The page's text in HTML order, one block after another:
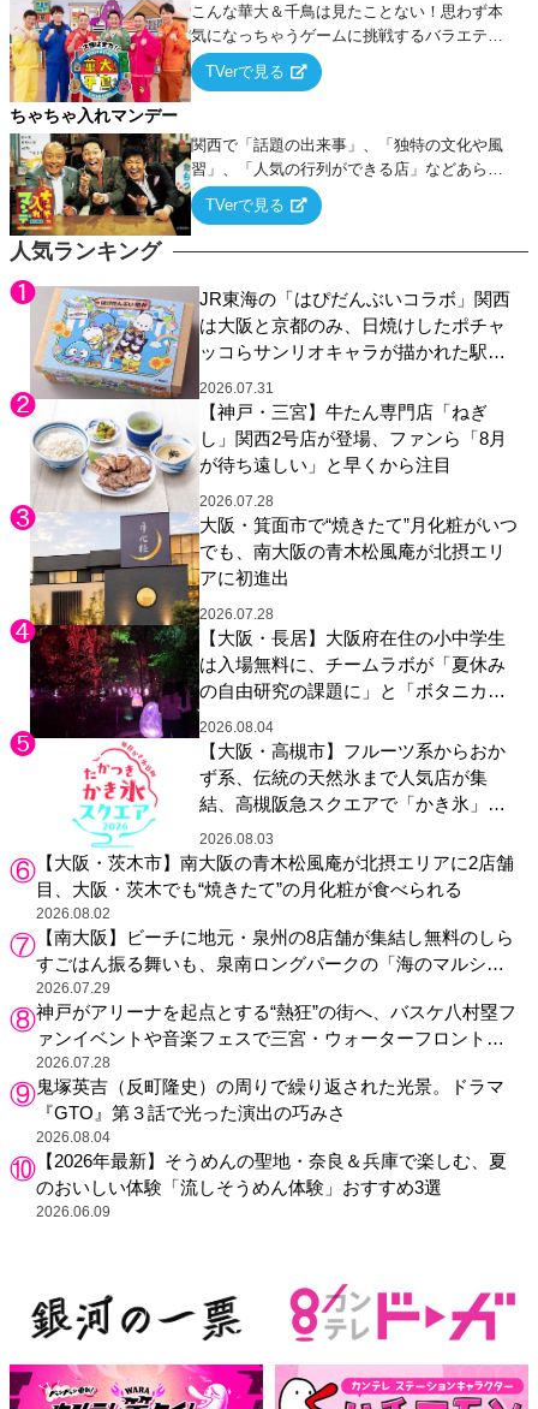
人気ランキング
JR東海の「はぴだんぶいコラボ」関西
は大阪と京都のみ、日焼けしたポチャ
ッコらサンリオキャラが描かれた駅弁
やグッズが登場
2026.07.31
【神戸・三宮】牛たん専門店「ねぎ
し」関西2号店が登場、ファンら「8月
が待ち遠しい」と早くから注目
2026.07.28
大阪・箕面市で“焼きたて”月化粧がいつ
でも、南大阪の青木松風庵が北摂エリ
アに初進出
2026.07.28
【大阪・長居】大阪府在住の小中学生
は入場無料に、チームラボが「夏休み
の自由研究の課題に」と「ボタニカル
ガーデン 大阪」へ招待
2026.08.04
【大阪・高槻市】フルーツ系からおか
ず系、伝統の天然氷まで人気店が集
結、高槻阪急スクエアで「かき氷」祭
り
2026.08.03
【大阪・茨木市】南大阪の青木松風庵が北摂エリアに2店舗
目、大阪・茨木でも“焼きたて”の月化粧が食べられる
2026.08.02
【南大阪】ビーチに地元・泉州の8店舗が集結し無料のしら
すごはん振る舞いも、泉南ロングパークの「海のマルシ
ェ」がリニューアル！
2026.07.29
神戸がアリーナを起点とする“熱狂”の街へ、バスケ八村塁フ
ァンイベントや音楽フェスで三宮・ウォーターフロントを
活性化
2026.07.28
鬼塚英吉（反町隆史）の周りで繰り返された光景。ドラマ
『GTO』第３話で光った演出の巧みさ
2026.08.04
【2026年最新】そうめんの聖地・奈良＆兵庫で楽しむ、夏
のおいしい体験「流しそうめん体験」おすすめ3選
2026.06.09
こんな華大＆千鳥は見たことない！思わず本
気になっちゃうゲームに挑戦するバラエティ
ー！
TVerで見る
ちゃちゃ入れマンデー
関西で「話題の出来事」、「独特の文化や風
習」、「人気の行列ができる店」などあらゆ
るテーマについて好き放題にちゃちゃを入れ
ていく関西色を前面に押し出したトークバラ
TVerで見る